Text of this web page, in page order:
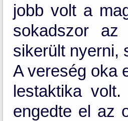
jobb volt a
sokadszor
sikerült nyerni,
A vereség oka
lestaktika
engedte el az